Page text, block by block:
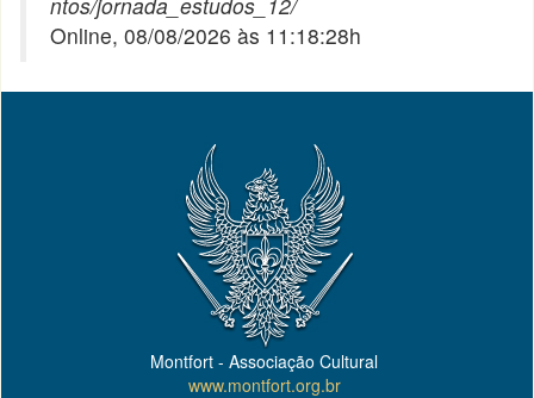
Online, 08/08/2026 às 11:18:28h
Montfort - Associação Cultural
www.montfort.org.br